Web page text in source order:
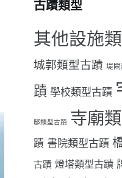
古蹟類型
其他設施
城郭類型古蹟 堤
蹟 學校類型古蹟
邸類型古蹟 寺廟
蹟 書院類型古蹟
古蹟 燈塔類型古蹟